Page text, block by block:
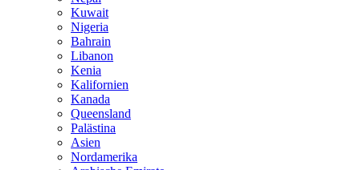
Kuwait
Nigeria
Bahrain
Libanon
Kenia
Kalifornien
Kanada
Queensland
Palästina
Asien
Nordamerika